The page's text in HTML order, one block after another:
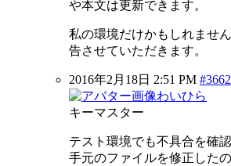
や本文は更新できます。
私の環境だけかもしれませ
告させていただきます。
2016年2月18日 2:51 PM
わいひら
キーマスター
テスト環境でも不具合を確認
手元のファイルを修正した